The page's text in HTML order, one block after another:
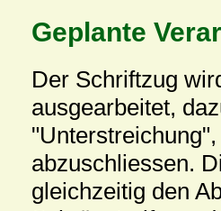
Geplante
Der Schriftzug
ausgearbeitet,
abzuschliessen.
gleichzeitig den